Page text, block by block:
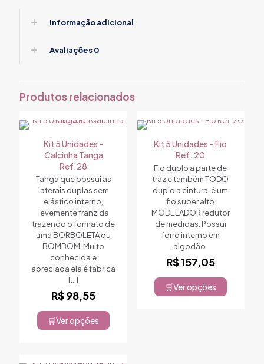
Informação adicional
Avaliações0
Produtos relacionados
Kit 5 Unidades –
Calcinha Tanga
Ref.28
Tanga que possui as
laterais duplas sem
elástico interno,
levemente franzida
trazendo o formato de
uma BORBOLETA ou
BOMBOM. Muito
conhecida e
apreciada ela é fabrica
[…]
R$98,55
Ver opções
Este
Kit 5 Unidades – Fio
Ref. 20
Fio duplo a parte de
traz e também TODO
duplo a cintura, é um
fio super alto
MODELADOR redutor
de medidas. Possui
forro interno em
algodão.
R$157,05
Ver opções
Este